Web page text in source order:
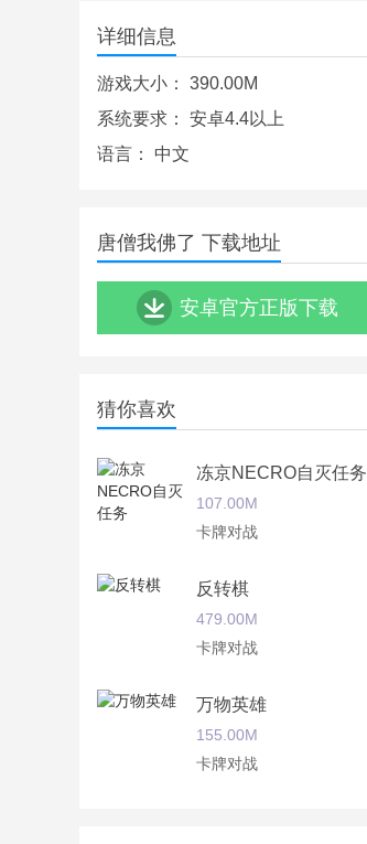
详细信息
游戏大小： 390.00M
系统要求： 安卓4.4以上
语言： 中文
唐僧我佛了 下载地址
安卓官方正版下载
猜你喜欢
冻京NECRO自灭任务
107.00M
卡牌对战
反转棋
479.00M
卡牌对战
万物英雄
155.00M
卡牌对战